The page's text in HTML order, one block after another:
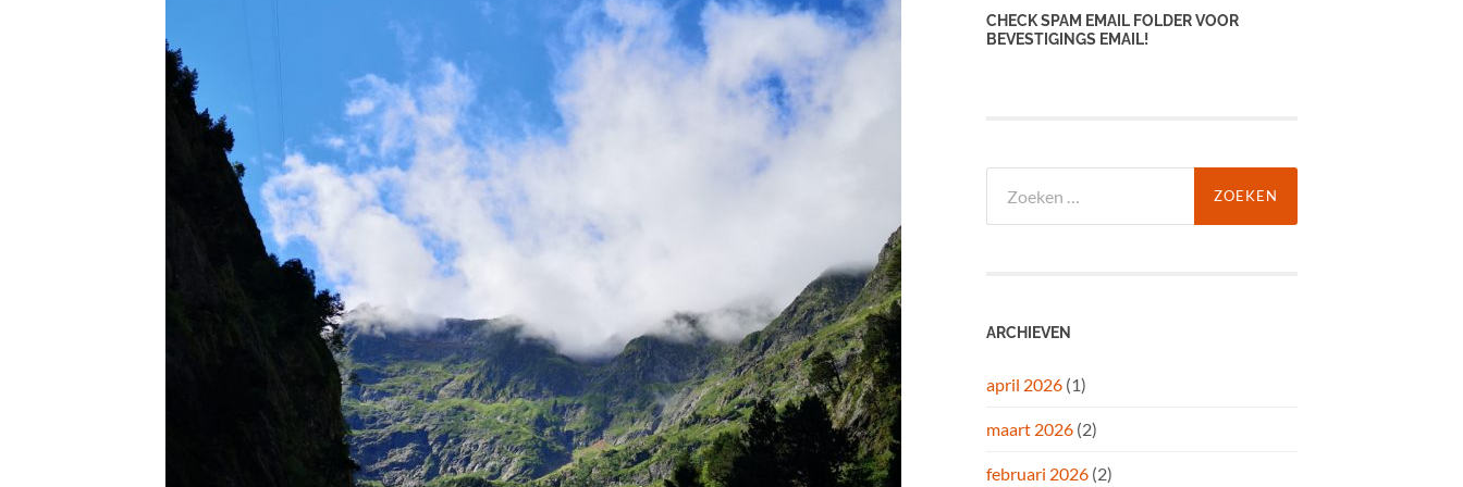
CHECK SPAM EMAIL FOLDER VOOR
BEVESTIGINGS EMAIL!
naar:
ARCHIEVEN
april 2026 (1)
maart 2026 (2)
februari 2026 (2)